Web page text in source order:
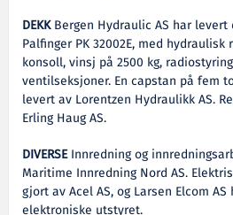
DEKKBergen Hydraulic AS har levert
Palfinger PK 32002E, med
konsoll, vinsj på 2500 kg,
ventilseksjoner. En capstan på fem
levert av Lorentzen Hydraulikk AS.
Erling Haug AS.
DIVERSEInnredning og
Maritime Innredning Nord AS.
gjort av Acel AS, og Larsen Elcom
elektroniske utstyret.